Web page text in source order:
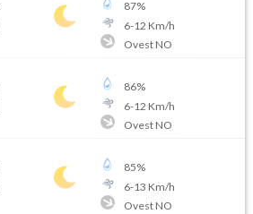
87%
6-12 Km/h
Ovest NO
86%
6-12 Km/h
Ovest NO
85%
6-13 Km/h
Ovest NO